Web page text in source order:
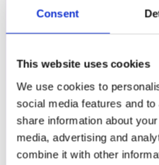
Consent
This website uses cookies
We use cookies to
social media features and
share information about
media, advertising and
combine it with other